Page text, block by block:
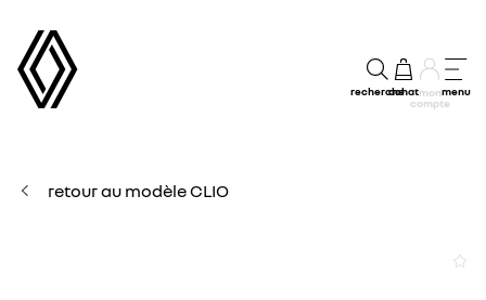
rechercheachatmon
compte
menu
retour au modèle CLIO